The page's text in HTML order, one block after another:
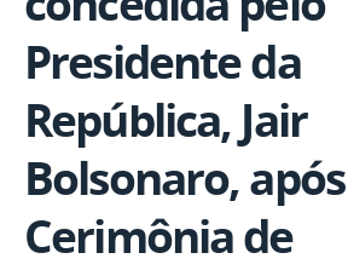
Presidente da
República, Jair
Bolsonaro, após
Cerimônia de